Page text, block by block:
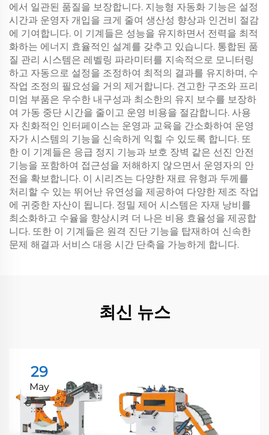
에서 일관된 품질을 보장합니다. 지능형 자동화 기능은 설정
시간과 운영자 개입을 크게 줄여 생산성 향상과 인건비 절감
에 기여합니다. 이 기계들은 성능을 유지하면서 전력을 최적
화하는 에너지 효율적인 설계를 갖추고 있습니다. 통합된 품
질 관리 시스템은 레벨링 파라미터를 지속적으로 모니터링
하고 자동으로 설정을 조정하여 최적의 결과를 유지하며, 수
작업 조정의 필요성을 거의 제거합니다. 견고한 구조와 프리
미엄 부품은 우수한 내구성과 최소한의 유지 보수를 보장하
여 가동 중단 시간을 줄이고 운영 비용을 절감합니다. 사용
자 친화적인 인터페이스는 운영과 교육을 간소화하여 운영
자가 시스템의 기능을 신속하게 익힐 수 있도록 합니다. 또
한 이 기계들은 응급 정지 기능과 보호 장벽 같은 선진 안전
기능을 포함하여 접근성을 저해하지 않으면서 운영자의 안
전을 확보합니다. 이 시리즈는 다양한 재료 유형과 두께를
처리할 수 있는 뛰어난 유연성을 제공하여 다양한 제조 작업
에 귀중한 자산이 됩니다. 정밀 제어 시스템은 자재 낭비를
최소화하고 수율을 향상시켜 더 나은 비용 효율성을 제공합
니다. 또한 이 기계들은 원격 진단 기능을 탑재하여 신속한
문제 해결과 서비스 대응 시간 단축을 가능하게 합니다.
최신 뉴스
29
May